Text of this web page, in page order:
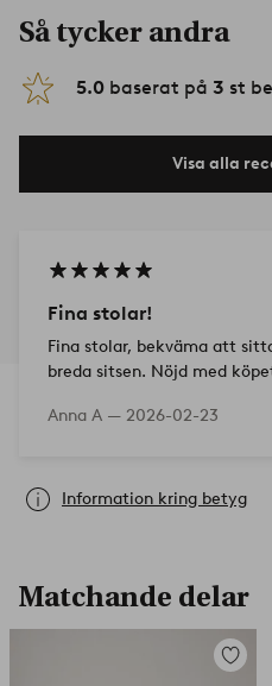
Så tycker andra
5.0 baserat på 3 st
Visa alla
Fina stolar!
Fina stolar, bekväma att
breda sitsen. Nöjd med
Anna A — 2026-02-23
Information kring betyg
Matchande delar
Lägg